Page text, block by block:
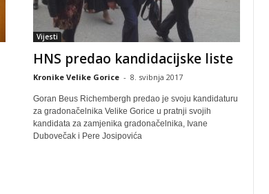
Vijesti
HNS predao kandidacijske liste
Kronike Velike Gorice - 8. svibnja 2017
Goran Beus Richembergh predao je svoju kandidaturu
za gradonačelnika Velike Gorice u pratnji svojih
kandidata za zamjenika gradonačelnika, Ivane
Dubovečak i Pere Josipovića